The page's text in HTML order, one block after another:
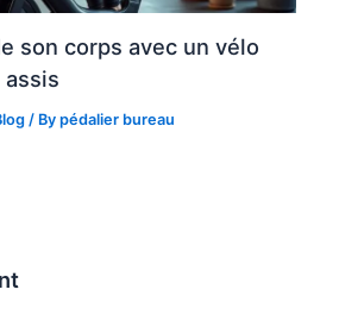
son corps avec un vélo
assis
/ Bypédalier bureau